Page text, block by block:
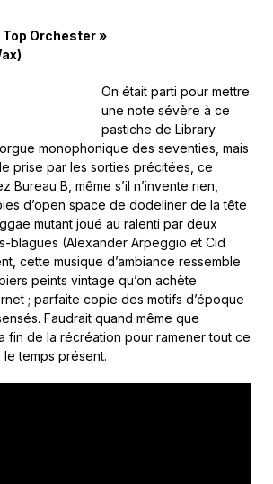
Top Orchester »
On était parti pour mettre
une note sévère à ce
pastiche de Library
monophonique des seventies, mais
prise par les sorties précitées, ce
Bureau B, même s’il n’invente rien,
d’open space de dodeliner de la tête
mutant joué au ralenti par deux
blagues (Alexander Arpeggio et Cid
cette musique d’ambiance ressemble
peints vintage qu’on achète
; parfaite copie des motifs d’époque
Faudrait quand même que
fin de la récréation pour ramener tout ce
temps présent.